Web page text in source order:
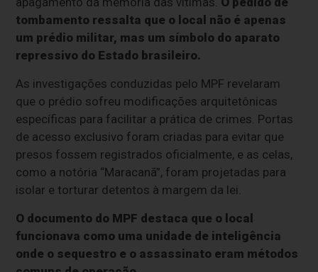
tombamento ressalta que o local não é apenas
um prédio militar, mas um símbolo do aparato
repressivo do Estado brasileiro.
As investigações conduzidas pelo MPF revelaram
que o prédio sofreu modificações arquitetônicas
específicas para facilitar a prática de crimes. Portas
de acesso exclusivo foram criadas para evitar que
presos fossem registrados oficialmente, e as celas,
como a notória “Maracanã”, foram projetadas para
isolar e torturar detentos à margem da lei.
O documento do MPF destaca que o local
funcionava como uma unidade de inteligência
onde o sequestro e o assassinato eram métodos